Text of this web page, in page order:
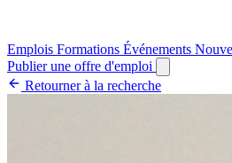
Emplois Formations Événements
Publier une offre d'emploi
Retourner à la recherche